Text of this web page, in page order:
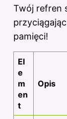
Twój refren
pamięci!
El
e
m
en
t
Opis